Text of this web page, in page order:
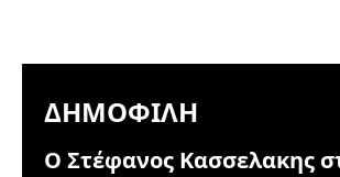
ΔΗΜΟΦΙΛΉ
Ο Στέφανος Κασσελακης